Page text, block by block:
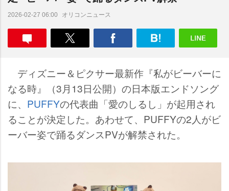
2026-02-27 06:00 オリコンニュース
ディズニー＆ピクサー最新作『私がビーバーに
なる時』（3月13日公開）の日本版エンドソング
に、 PUFFYの代表曲「愛のしるし」が起用され
ることが決定した。あわせて、PUFFYの2人がビ
ーバー姿で踊るダンスPVが解禁された。